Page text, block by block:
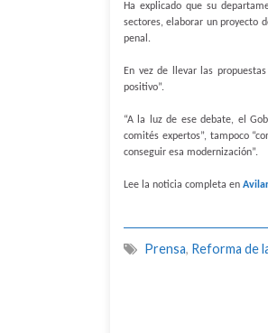
Ha explicado que su
sectores, elaborar un proyecto
penal.
En vez de llevar las
positivo”.
“A la luz de ese debate, el
comités expertos”, tampoco
conseguir esa modernización”.
Lee la noticia completa en
Prensa, Reforma de